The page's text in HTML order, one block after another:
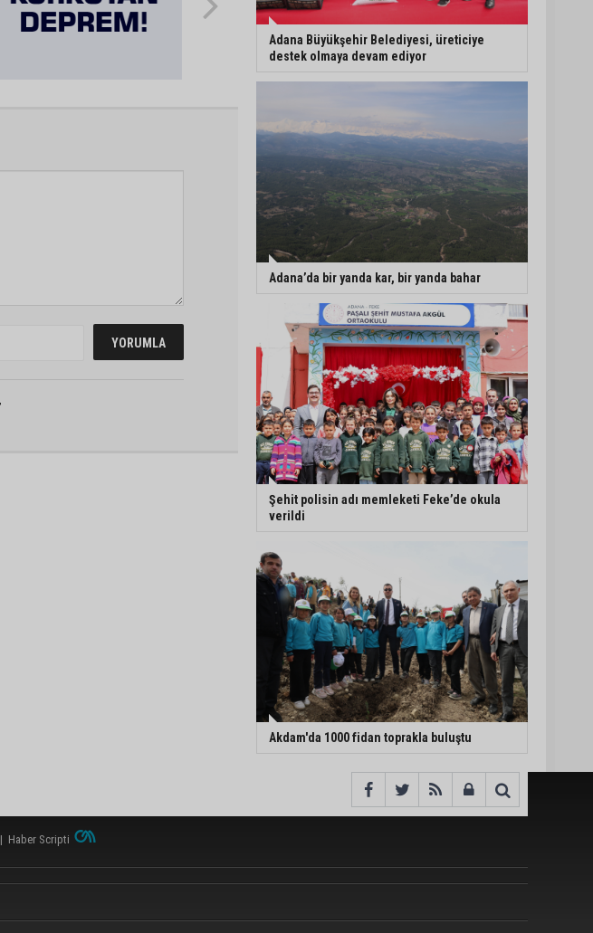
Adana Büyükşehir Belediyesi, üreticiye
destek olmaya devam ediyor
Adana’da bir yanda kar, bir yanda bahar
Şehit polisin adı memleketi Feke’de okula
verildi
Akdam'da 1000 fidan toprakla buluştu
| Haber Scripti